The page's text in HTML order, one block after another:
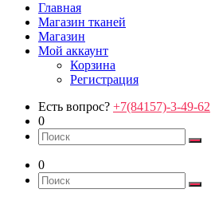
Главная
Магазин тканей
Магазин
Мой аккаунт
Корзина
Регистрация
Есть вопрос? +7(84157)-3-49-62
0
0